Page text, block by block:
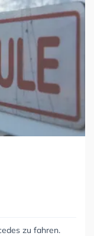
zu fahren.